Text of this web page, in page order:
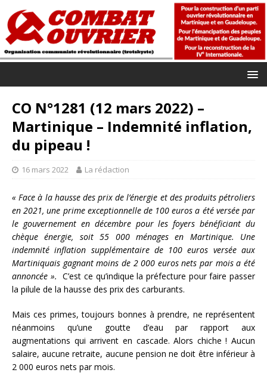
CO N°1281 (12 mars 2022) –
Martinique – Indemnité inflation,
du pipeau !
16 mars 2022 La rédaction
« Face à la hausse des prix de l’énergie et des produits pétroliers
en 2021, une prime exceptionnelle de 100 euros a été versée par
le gouvernement en décembre pour les foyers bénéficiant du
chèque énergie, soit 55 000 ménages en Martinique. Une
indemnité inflation supplémentaire de 100 euros versée aux
Martiniquais gagnant moins de 2 000 euros nets par mois a été
annoncée ».C’est ce qu’indique la préfecture pour faire passer
la pilule de la hausse des prix des carburants.
Mais ces primes, toujours bonnes à prendre, ne représentent
néanmoins qu’une goutte d’eau par rapport aux
augmentations qui arrivent en cascade. Alors chiche ! Aucun
salaire, aucune retraite, aucune pension ne doit être inférieur à
2 000 euros nets par mois.